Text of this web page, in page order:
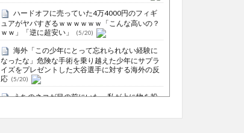
ハードオフに売っていた4万4000円のフィギ
ュアがヤバすぎるｗｗｗｗｗｗ「こんな高いの？
ｗｗ」「逆に超安い」
(5/20)
海外「この少年にとって忘れられない経験に
なったな」危険な手術を乗り越えた少年にサプラ
イズをプレゼントした大谷選手に対する海外の反
応 (5/20)
うちのネコが目の前にいた。私が上に物を投